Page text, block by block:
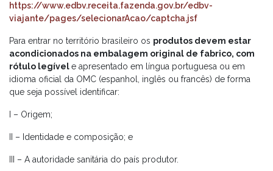
https://www.edbv.receita.fazenda.gov.br/edbv-
viajante/pages/selecionarAcao/captcha.jsf
Para entrar no território brasileiro os produtos devem estar
acondicionados na embalagem original de fabrico, com
rótulo legívele apresentado em língua portuguesa ou em
idioma oficial da OMC (espanhol, inglês ou francês) de forma
que seja possível identificar:
I – Origem;
II – Identidade e composição; e
III – A autoridade sanitária do país produtor.